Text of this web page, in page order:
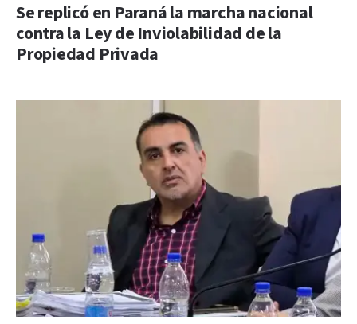
Se replicó en Paraná la marcha nacional
contra la Ley de Inviolabilidad de la
Propiedad Privada